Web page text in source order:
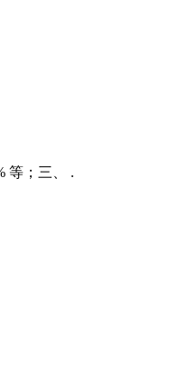
等；三、 .